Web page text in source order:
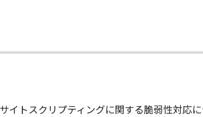
イトスクリプティングに関する脆弱性対応